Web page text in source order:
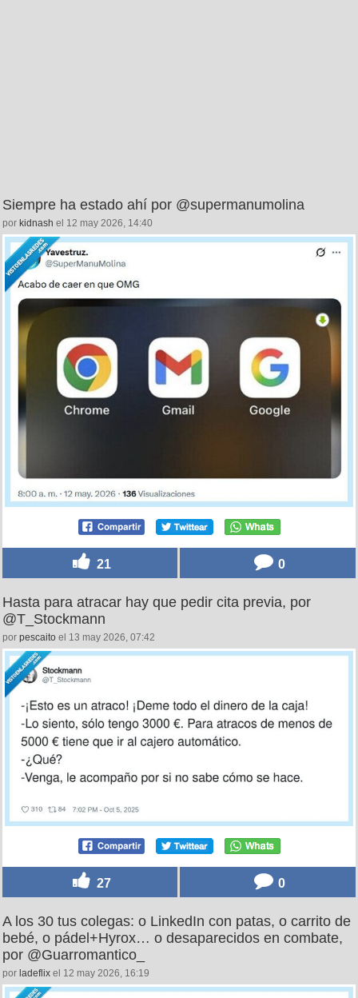
Siempre ha estado ahí por @supermanumolina
por kidnash el 12 may 2026, 14:40
21 0
Hasta para atracar hay que pedir cita previa, por
@T_Stockmann
por pescaito el 13 may 2026, 07:42
27 0
A los 30 tus colegas: o LinkedIn con patas, o carrito de
bebé, o pádel+Hyrox… o desaparecidos en combate,
por @Guarromantico_
por ladeflix el 12 may 2026, 16:19